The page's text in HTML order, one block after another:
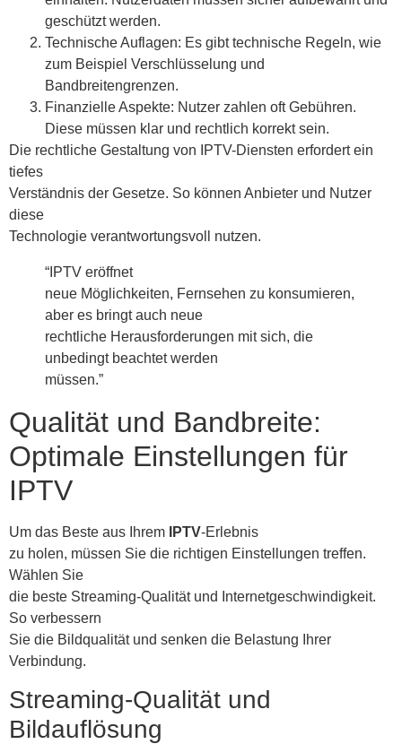
geschützt werden.
Technische Auflagen: Es gibt technische Regeln, wie
zum Beispiel Verschlüsselung und
Bandbreitengrenzen.
Finanzielle Aspekte: Nutzer zahlen oft Gebühren.
Diese müssen klar und rechtlich korrekt sein.
Die rechtliche Gestaltung von IPTV-Diensten erfordert ein
tiefes
Verständnis der Gesetze. So können Anbieter und Nutzer
diese
Technologie verantwortungsvoll nutzen.
“IPTV eröffnet
neue Möglichkeiten, Fernsehen zu konsumieren,
aber es bringt auch neue
rechtliche Herausforderungen mit sich, die
unbedingt beachtet werden
müssen.”
Qualität und Bandbreite:
Optimale Einstellungen für
IPTV
Um das Beste aus Ihrem IPTV-Erlebnis
zu holen, müssen Sie die richtigen Einstellungen treffen.
Wählen Sie
die beste Streaming-Qualität und Internetgeschwindigkeit.
So verbessern
Sie die Bildqualität und senken die Belastung Ihrer
Verbindung.
Streaming-Qualität und
Bildauflösung